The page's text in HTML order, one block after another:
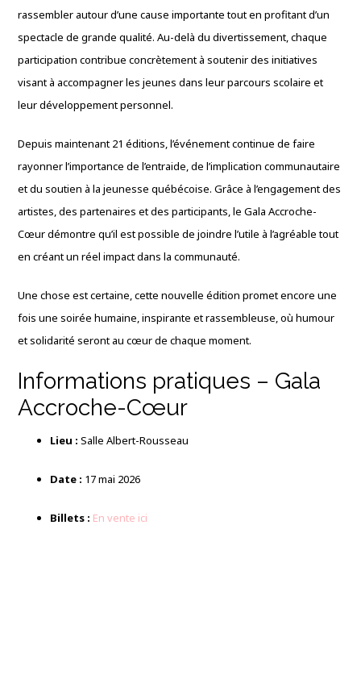
rassembler autour d’une cause importante tout en profitant d’un
spectacle de grande qualité. Au-delà du divertissement, chaque
participation contribue concrètement à soutenir des initiatives
visant à accompagner les jeunes dans leur parcours scolaire et
leur développement personnel.
Depuis maintenant 21 éditions, l’événement continue de faire
rayonner l’importance de l’entraide, de l’implication communautaire
et du soutien à la jeunesse québécoise. Grâce à l’engagement des
artistes, des partenaires et des participants, le Gala Accroche-
Cœur démontre qu’il est possible de joindre l’utile à l’agréable tout
en créant un réel impact dans la communauté.
Une chose est certaine, cette nouvelle édition promet encore une
fois une soirée humaine, inspirante et rassembleuse, où humour
et solidarité seront au cœur de chaque moment.
Informations pratiques – Gala
Accroche-Cœur
Lieu : Salle Albert-Rousseau
Date : 17 mai 2026
Billets : En vente ici